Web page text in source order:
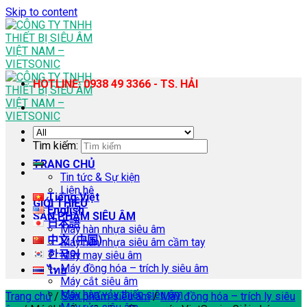
Skip to content
TRANG CHỦ
Tin tức & Sự kiện
Liên hệ
GIỚI THIỆU
SẢN PHẨM SIÊU ÂM
Máy hàn nhựa siêu âm
Máy hàn nhựa siêu âm cầm tay
Máy may siêu âm
Máy đồng hóa – trích ly siêu âm
Máy cắt siêu âm
Máy hàn vảy thiếc siêu âm
HOTLINE: 0938 49 3366 - TS. HẢI
Tìm kiếm:
Tiếng Việt
English
日本語
中文 (中国)
한국어
ไทย
Trang chủ / Sản phẩm siêu âm / Máy đồng hóa – trích ly siêu